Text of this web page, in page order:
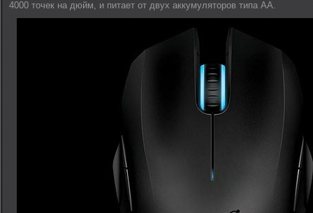
4000 точек на дюйм, и питает от двух аккумуляторов типа АА.